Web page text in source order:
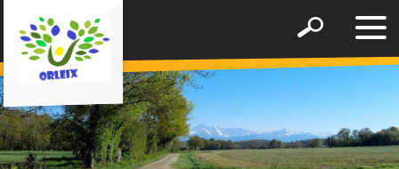
le
Afficher
formulaire